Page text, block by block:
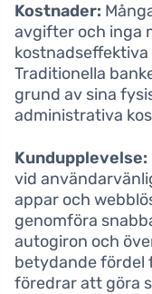
Kostnader:
avgifter och inga
Traditionella
grund av sina
administrativa
Kundupplevelse:
vid
appar och
genomföra
autogiron och
betydande fördel
föredrar att göra